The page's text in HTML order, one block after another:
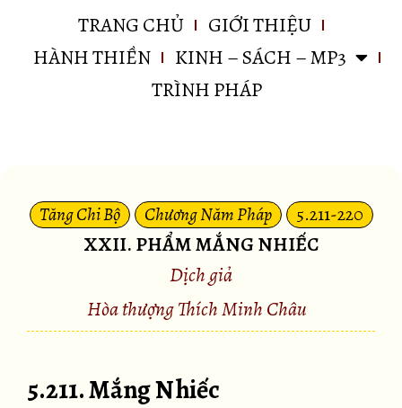
TRANG CHỦ
GIỚI THIỆU
HÀNH THIỀN
KINH – SÁCH – MP3
TRÌNH PHÁP
Tăng Chi Bộ Chương Năm Pháp 5.211-220
XXII. PHẨM MẮNG NHIẾC
Dịch giả
Hòa thượng Thích Minh Châu
5.211. Mắng Nhiếc